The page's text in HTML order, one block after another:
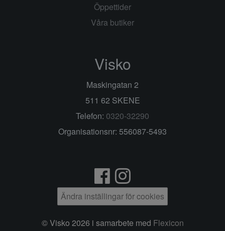
Öppettider
Våra butiker
Visko
Maskingatan 2
511 62 SKENE
Telefon: 0320-32290
Organisationsnr: 556087-5493
Ändra inställingar för cookies
© Visko 2026 i samarbete med Flexicon